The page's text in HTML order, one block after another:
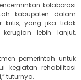
kolaborasi
kabupaten dalam
kritis, yang jika tidak
lebih lanjut,
pemerintah untuk
kegiatan rehabilitasi
tuturnya.